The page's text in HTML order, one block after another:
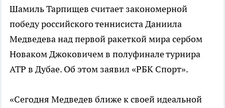
Шамиль Тарпищев считает закономерной
победу российского теннисиста Даниила
Медведева над первой ракеткой мира сербом
Новаком Джоковичем в полуфинале турнира
ATP в Дубае. Об этом заявил «РБК Спорт».
«Сегодня Медведев ближе к своей идеальной